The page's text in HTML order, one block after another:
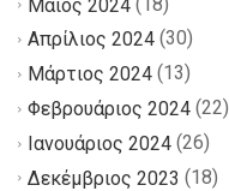
Μάιος 2024
Απρίλιος 2024 (30)
Μάρτιος 2024 (13)
Φεβρουάριος 2024 (22)
Ιανουάριος 2024 (26)
Δεκέμβριος 2023 (18)